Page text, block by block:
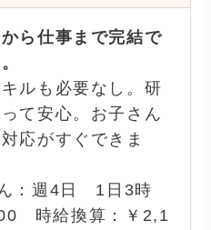
ら仕事まで完結で
ルも必要なし。研
て安心。お子さん
応がすぐできま
：週4日 1日3時
時給換算：￥2,1